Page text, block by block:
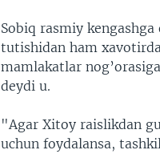
Sobiq rasmiy
tutishidan ham
mamlakatlar
deydi u.
"Agar Xitoy raislikdan
uchun foydalansa,